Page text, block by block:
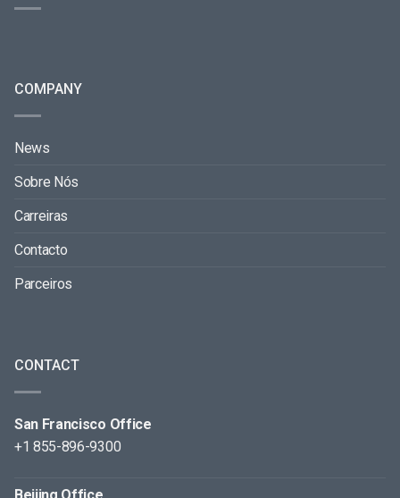
COMPANY
News
Sobre Nós
Carreiras
Contacto
Parceiros
CONTACT
San Francisco Office
+1 855-896-9300